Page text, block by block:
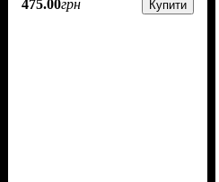
475.00грн Купити